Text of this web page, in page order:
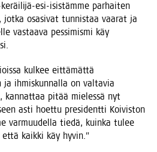
esi-isis­täm­me par­hai­ten
osa­si­vat tun­nis­taa vaa­rat ja
vas­taa­va pes­si­mis­mi käy
kul­kee eit­tä­mät­tä
ja ihmis­kun­nal­la on val­ta­via
kan­nat­taa pitää mie­les­sä nyt
asti hoet­tu pre­si­dent­ti Koi­vis­ton
var­muu­del­la tie­dä, kuin­ka tulee
kaik­ki käy hyvin.”